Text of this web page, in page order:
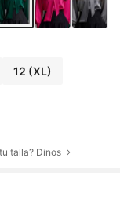
12 (XL)
talla? Dinos